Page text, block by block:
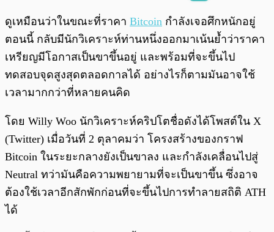
พร้อมเล่น 0:00 /0:00
ดูเหมือนว่าในขณะที่ราคา Bitcoin กำลังเจอศึกหนักอยู่
ตอนนี้ กลับมีนักวิเคราะห์ท่านหนึ่งออกมาเน้นย้ำว่าราคา
เหรียญมีโอกาสเป็นขาขึ้นอยู่ และพร้อมที่จะขึ้นไป
ทดสอบจุดสูงสุดตลอดกาลได้ อย่างไรก็ตามมันอาจใช้
เวลามากกว่าที่หลายคนคิด
โดย Willy Woo นักวิเคราะห์คริปโตชื่อดังได้โพสต์ใน X
(Twitter) เมื่อวันที่ 2 ตุลาคมว่า โครงสร้างของกราฟ
Bitcoin ในระยะกลางยังเป็นขาลง และกำลังเคลื่อนไปสู่
Neutral ทว่ามันคือความพยายามที่จะเป็นขาขึ้น ซึ่งอาจ
ต้องใช้เวลาอีกสักพักก่อนที่จะขึ้นไปการทำลายสถิติ ATH
ได้